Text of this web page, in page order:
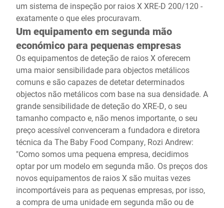
um sistema de inspeção por raios X XRE-D 200/120 -
exatamente o que eles procuravam.
Um equipamento em segunda mão
económico para pequenas empresas
Os equipamentos de deteção de raios X oferecem
uma maior sensibilidade para objectos metálicos
comuns e são capazes de detetar determinados
objectos não metálicos com base na sua densidade. A
grande sensibilidade de deteção do XRE-D, o seu
tamanho compacto e, não menos importante, o seu
preço acessível convenceram a fundadora e diretora
técnica da The Baby Food Company, Rozi Andrew:
"Como somos uma pequena empresa, decidimos
optar por um modelo em segunda mão. Os preços dos
novos equipamentos de raios X são muitas vezes
incomportáveis para as pequenas empresas, por isso,
a compra de uma unidade em segunda mão ou de